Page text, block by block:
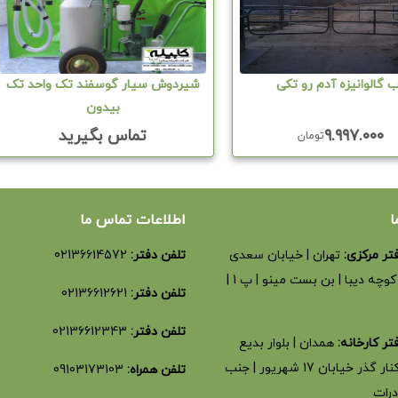
گالوانیزه آدم رو تکی
تومان ۹.۹۹۷.۰۰۰
شیردوش سیار گوسفند تک واحد تک
بیدون
تماس بگیرید
مرکزی: تهران | خیابان سعدی
شمالی | کوچه دیبا | بن بست مینو | پ 1 |
کارخانه: همدان | بلوار بدیع
الزمان | کنار گذر خیابان 17 شهریور | جنب
اطلاعات تماس ما
تلفن دفتر: 02136614572
تلفن دفتر: 02136612621
تلفن دفتر: 02136612343
تلفن همراه: 09103173103